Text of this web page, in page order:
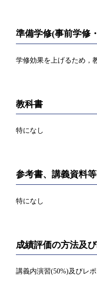
準備学修(事前学修
学修効果を上げるため，
教科書
特になし
参考書、講義資料等
特になし
成績評価の方法及
講義内演習(50%)及びレ